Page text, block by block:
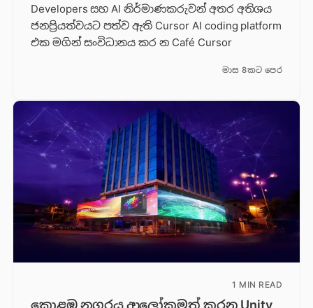
Developers සහ AI නිර්මාණකරුවන් අතර අතිශය
ජනප්‍රියත්වයට පත්ව ඇති Cursor AI coding platform
එක මගින් සංවිධානය කර න Café Cursor
මාස 8කට පෙර
1 MIN READ
කොළඹ නගරය ආලෝකමත් කරන Unity